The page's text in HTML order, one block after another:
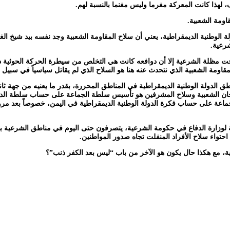
لهذا كانت المعركة مغرما وليس مغنما بالنسبة لهم.
الشعبية.
الديمقراطية، يعني أن سلاح المقاومة الشعبية وجد نفسه بيد
مظلة الشرعية إلا أن دوافعه كانت هي التخلص من سيطرة الحركة
الشعبية الذي نتحدث عنه هنا هو السلاح الذي لم يقاتل سياسياً في سبيل
الدولة الوطنية الديمقراطية في المناطق المحررة، بقدر ما يعنيه
الشعبية وسلاح المشرفين هو تأسيس سلطة الجماعة على حساب سلطة
على حساب فكرة الدولة الوطنية الديمقراطية في اليمن، خصوصاً
لوزارة الدفاع في حكومة الشرعية، يتصرفون حتى اليوم في مناطق
سلاح الأفراد المنفلت تجاه صدور المواطنين.
مع هكذا حال يكون هو الآخر من باب “ليس بعد الكفر ذنب”؟